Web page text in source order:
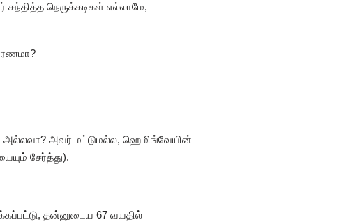
நெருக்கடிகள் எல்லாமே,
அவர் மட்டுமல்ல, ஹெமிங்வேயின்
சேர்த்து).
தன்னுடைய 67 வயதில்